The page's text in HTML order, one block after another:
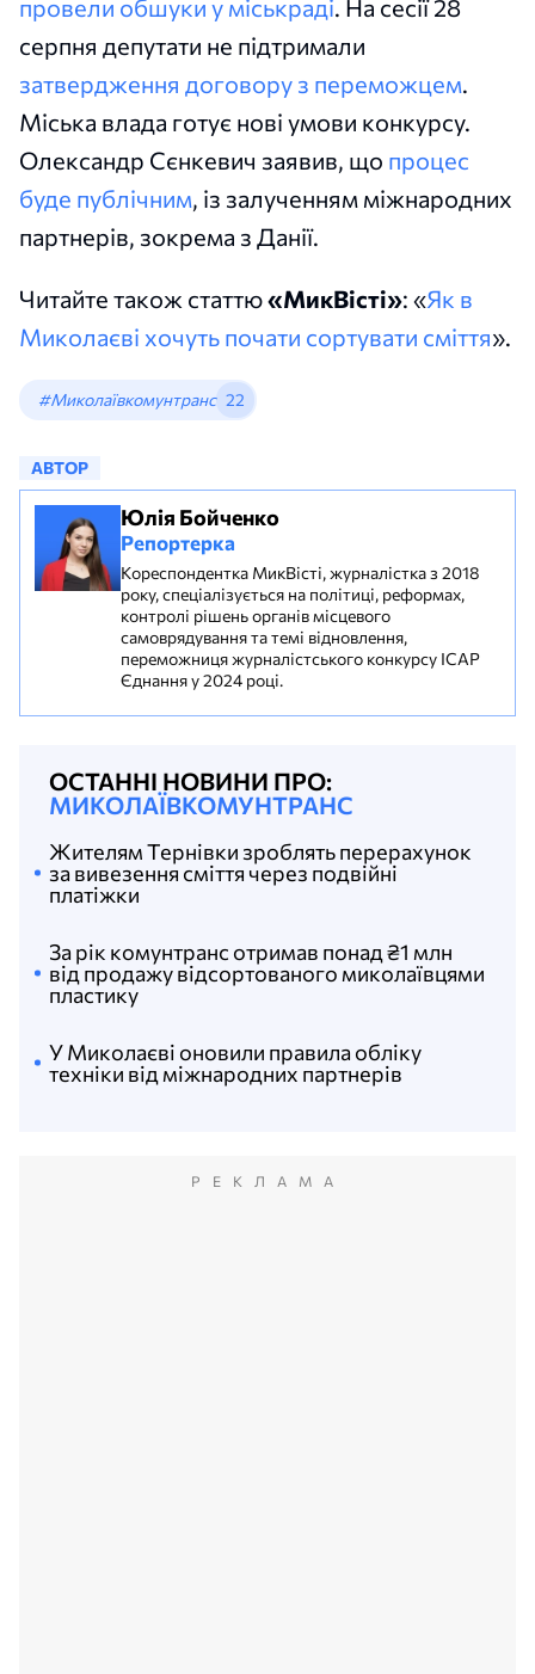
провели обшуки у міськраді. На сесії 28
серпня депутати не підтримали
затвердження договору з переможцем.
Міська влада готує нові умови конкурсу.
Олександр Сєнкевич заявив, що процес
буде публічним, із залученням міжнародних
партнерів, зокрема з Данії.
Читайте також статтю«МикВісті»: «Як в
Миколаєві хочуть почати сортувати сміття».
#Миколаївкомунтранс 22
АВТОР
Юлія Бойченко
Репортерка
Кореспондентка МикВісті, журналістка з 2018
року, спеціалізується на політиці, реформах,
контролі рішень органів місцевого
самоврядування та темі відновлення,
переможниця журналістського конкурсу ІСАР
Єднання у 2024 році.
ОСТАННІ НОВИНИ ПРО:
МИКОЛАЇВКОМУНТРАНС
У Миколаєві оновили правила обліку
техніки від міжнародних партнерів
За рік комунтранс отримав понад ₴1 млн
від продажу відсортованого миколаївцями
пластику
Жителям Тернівки зроблять перерахунок
за вивезення сміття через подвійні
платіжки
РЕКЛАМА